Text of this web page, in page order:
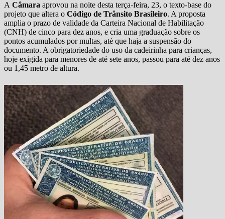
A Câmara aprovou na noite desta terça-feira, 23, o texto-base do
projeto que altera o Código de Trânsito Brasileiro. A proposta
amplia o prazo de validade da Carteira Nacional de Habilitação
(CNH) de cinco para dez anos, e cria uma graduação sobre os
pontos acumulados por multas, até que haja a suspensão do
documento. A obrigatoriedade do uso da cadeirinha para crianças,
hoje exigida para menores de até sete anos, passou para até dez anos
ou 1,45 metro de altura.